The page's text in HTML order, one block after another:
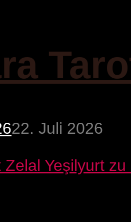
22. Juli 2026